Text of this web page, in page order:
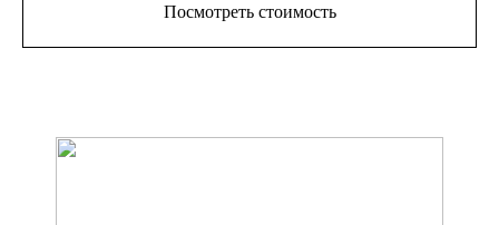
Посмотреть стоимость